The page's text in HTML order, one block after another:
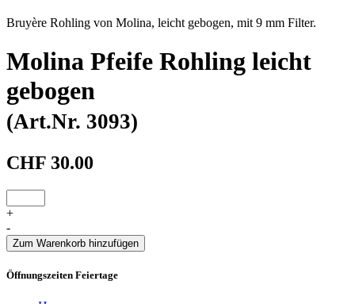
Bruyère Rohling von Molina, leicht gebogen, mit 9 mm Filter.
Molina Pfeife Rohling leicht
gebogen
(Art.Nr. 3093)
CHF 30.00
+
-
Zum Warenkorb hinzufügen
Öffnungszeiten Feiertage